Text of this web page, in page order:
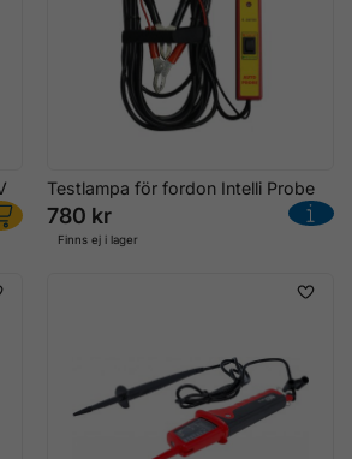
Testlampa för fordon Intelli Probe
780 kr
Finns ej i lager